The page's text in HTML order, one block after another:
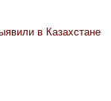
в Казахстане